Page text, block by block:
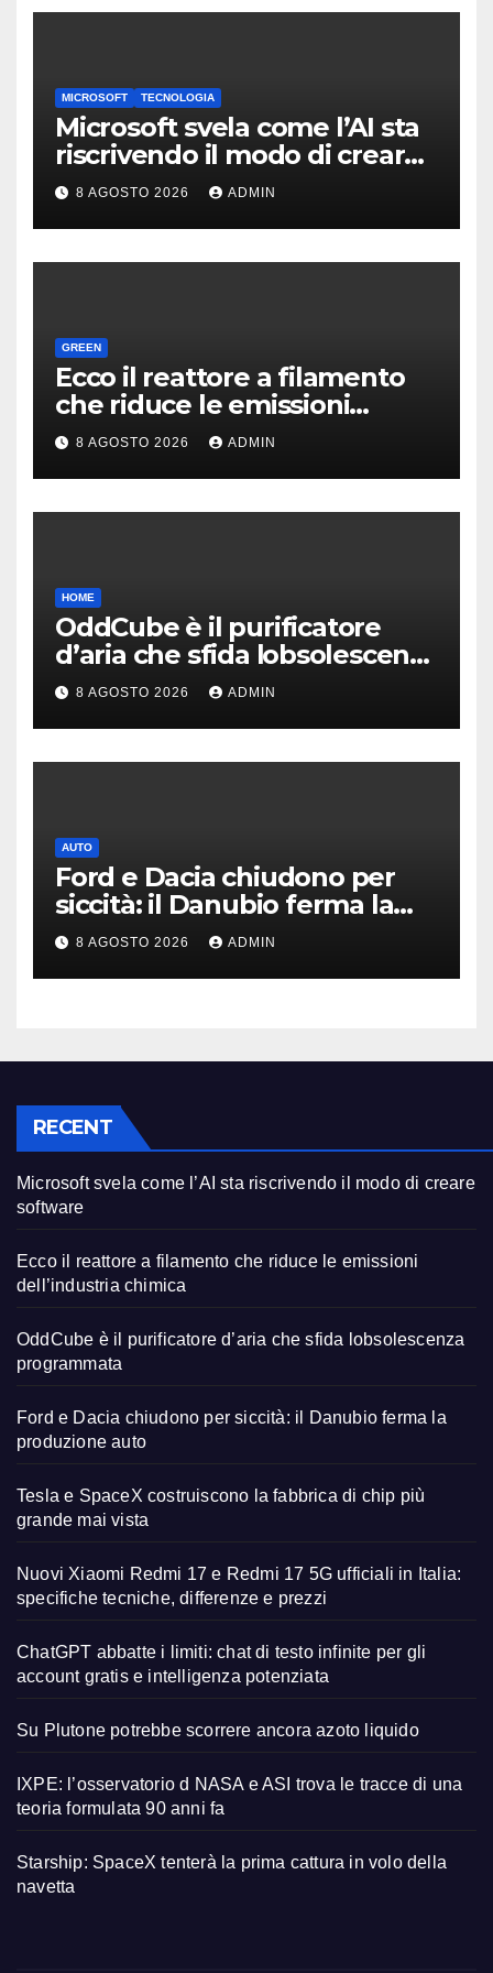
MICROSOFT TECNOLOGIA
Microsoft svela come l’AI sta
riscrivendo il modo di creare
software
8 AGOSTO 2026 ADMIN
GREEN
Ecco il reattore a filamento
che riduce le emissioni
dell’industria chimica
8 AGOSTO 2026 ADMIN
HOME
OddCube è il purificatore
d’aria che sfida lobsolescenza
programmata
8 AGOSTO 2026 ADMIN
AUTO
Ford e Dacia chiudono per
siccità: il Danubio ferma la
produzione auto
8 AGOSTO 2026 ADMIN
RECENT
Microsoft svela come l’AI sta riscrivendo il modo di creare
software
Ecco il reattore a filamento che riduce le emissioni
dell’industria chimica
OddCube è il purificatore d’aria che sfida lobsolescenza
programmata
Ford e Dacia chiudono per siccità: il Danubio ferma la
produzione auto
Tesla e SpaceX costruiscono la fabbrica di chip più
grande mai vista
Nuovi Xiaomi Redmi 17 e Redmi 17 5G ufficiali in Italia:
specifiche tecniche, differenze e prezzi
ChatGPT abbatte i limiti: chat di testo infinite per gli
account gratis e intelligenza potenziata
Su Plutone potrebbe scorrere ancora azoto liquido
IXPE: l’osservatorio d NASA e ASI trova le tracce di una
teoria formulata 90 anni fa
Starship: SpaceX tenterà la prima cattura in volo della
navetta